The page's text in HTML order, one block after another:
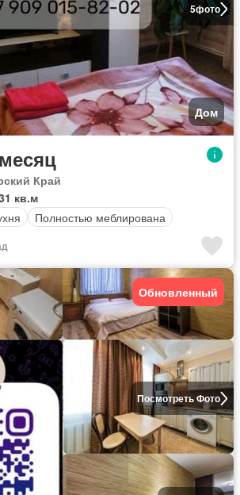
5фото
Дом
Край
кв.м
Полностью меблирована
Посмотреть Фото
Обновленный